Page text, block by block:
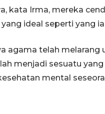
kata Irma, mereka
ideal seperti yang
agama telah
menjadi sesuatu
mental